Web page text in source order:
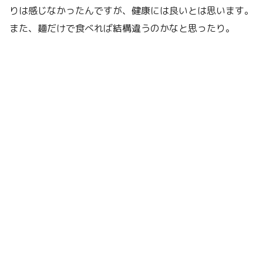
りは感じなかったんですが、健康には良いとは思います。
また、麺だけで食べれば結構違うのかなと思ったり。